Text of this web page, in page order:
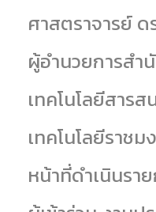
ศาสตราจารย์
ผู้อำนวยการสำ
เทคโนโลยีสาร
เทคโนโลยีราช
หน้าที่ดำเนินรา